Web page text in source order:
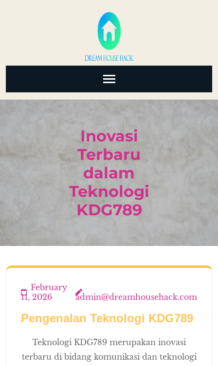
Enter)
Inovasi
Terbaru
dalam
Teknologi
KDG789
February
11, 2026
admin@dreamhousehack.com
Pengenalan Teknologi KDG789
Teknologi KDG789 merupakan inovasi
terbaru di bidang komunikasi dan teknologi